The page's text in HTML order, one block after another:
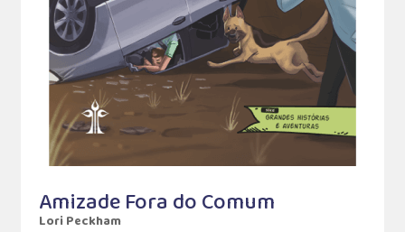
Amizade Fora do Comum
Lori Peckham